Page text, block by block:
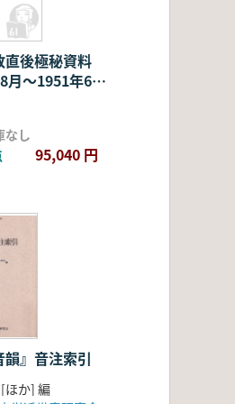
)
直後極秘資料
月〜1951年6
6 全6巻 (影
なし
95,040 円
韻』音注索引
ほか] 編